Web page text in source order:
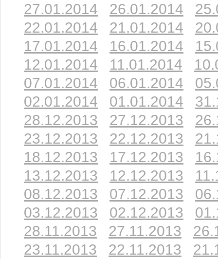
27.01.2014
26.01.2014
22.01.2014
21.01.2014
17.01.2014
16.01.2014
12.01.2014
11.01.2014
07.01.2014
06.01.2014
02.01.2014
01.01.2014
28.12.2013
27.12.2013
23.12.2013
22.12.2013
18.12.2013
17.12.2013
13.12.2013
12.12.2013
08.12.2013
07.12.2013
03.12.2013
02.12.2013
28.11.2013
27.11.2013
23.11.2013
22.11.2013